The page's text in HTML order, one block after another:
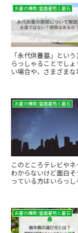
お墓の種類/霊園墓地と墓石
「永代供養墓」とい
らっしゃることでし
い場合や、さまざま
お墓の種類/霊園墓地と墓石
このところテレビや
わからないけど面白
っている方はいらっ
お墓の種類/霊園墓地と墓石